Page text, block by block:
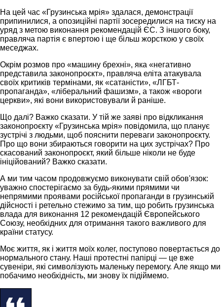
На цей час «Грузинська мрія» здалася, демонстрації
припинилися, а опозиційні партії зосередилися на тиску на
уряд з метою виконання рекомендацій ЄС. З іншого боку,
правляча партія є впертою і ще більш жорсткою у своїх
меседжах.
Окрім розмов про «машину брехні», яка «негативно
представила законопроєкт», правляча еліта атакувала
своїх критиків термінами, як «сатаністи», «ЛГБТ-
пропаганда», «ліберальний фашизм», а також «вороги
церкви», які вони використовували й раніше.
Що далі? Важко сказати. У тій же заяві про відкликання
законопроєкту «Грузинська мрія» повідомила, що планує
зустрічі з людьми, щоб пояснити переваги законопроєкту.
Про що вони збираються говорити на цих зустрічах? Про
скасований законопроєкт, який більше ніколи не буде
ініційований? Важко сказати.
А ми тим часом продовжуємо виконувати свій обов'язок:
уважно спостерігаємо за будь-якими прямими чи
непрямими проявами російської пропаганди в грузинській
дійсності і ретельно стежимо за тим, що робить грузинська
влада для виконання 12 рекомендацій Європейського
Союзу, необхідних для отримання такого важливого для
країни статусу.
Моє життя, як і життя моїх колег, поступово повертається до
нормального стану. Наші протестні папірці — це вже
сувеніри, які символізують маленьку перемогу. Але якщо ми
побачимо необхідність, ми знову їх підіймемо.